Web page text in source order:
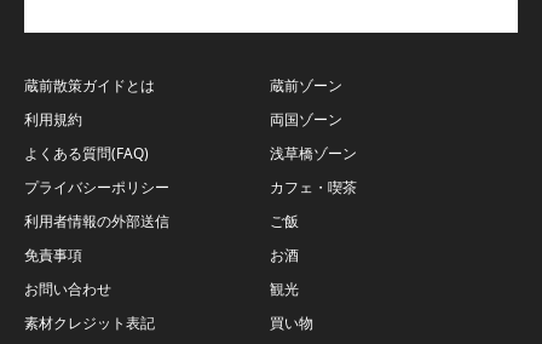
蔵前散策ガイドとは
利用規約
よくある質問(FAQ)
プライバシーポリシー
利用者情報の外部送信
免責事項
お問い合わせ
素材クレジット表記
蔵前ゾーン
両国ゾーン
浅草橋ゾーン
カフェ・喫茶
ご飯
お酒
観光
買い物